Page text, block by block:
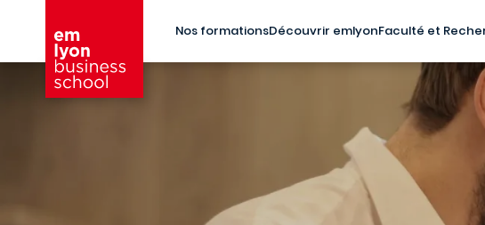
Nos formationsDécouvrir emlyonFaculté et